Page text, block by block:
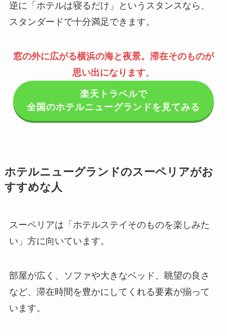
逆に「ホテルは寝るだけ」というスタンスなら、
スタンダードで十分満足できます。
窓の外に広がる横浜の海と夜景。滞在そのものが
思い出になります。
楽天トラベルで
全国のホテルニューグランドを見てみる
ホテルニューグランドのスーペリアがお
すすめな人
スーペリアは「ホテルステイそのものを楽しみた
い」方に向いています。
部屋が広く、ソファや大きなベッド、眺望の良さ
など、滞在時間を豊かにしてくれる要素が揃って
います。